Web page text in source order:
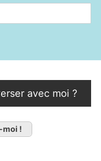
avec moi ?
moi !